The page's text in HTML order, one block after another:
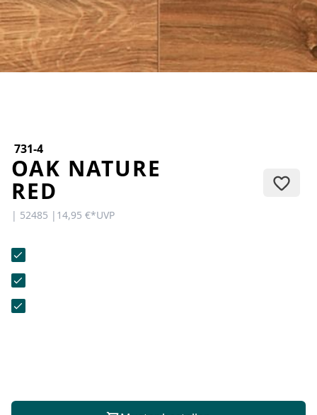
KONTAKT
Sie haben Fragen oder wünschen
eine persönliche Beratung?
Unser Team ist für Sie da –
unser Kontaktformular.
731-4
OAK NATURE
RED
| 52485 | 14,95 €*UVP